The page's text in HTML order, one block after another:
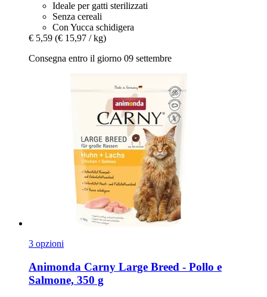
Ideale per gatti sterilizzati
Senza cereali
Con Yucca schidigera
€ 5,59 (€ 15,97 / kg)
Consegna entro il giorno 09 settembre
3 opzioni
Animonda Carny Large Breed -​ Pollo e
Salmone, 350 g